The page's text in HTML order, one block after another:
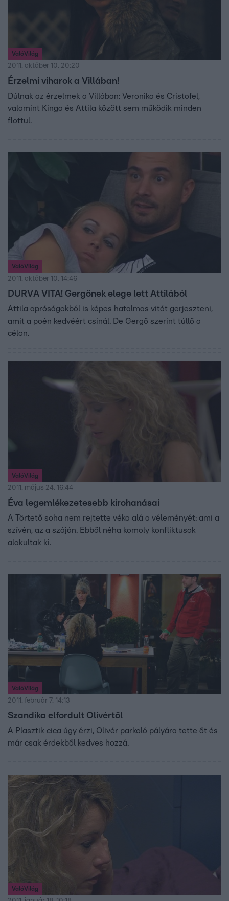
ValóVilág
2011. október 10. 20:20
Érzelmi viharok a Villában!
Dúlnak az érzelmek a Villában: Veronika és Cristofel,
valamint Kinga és Attila között sem működik minden
flottul.
ValóVilág
2011. október 10. 14:46
DURVA VITA! Gergőnek elege lett Attilából
Attila apróságokból is képes hatalmas vitát gerjeszteni,
amit a poén kedvéért csinál. De Gergő szerint túllő a
célon.
ValóVilág
2011. május 24. 16:44
Éva legemlékezetesebb kirohanásai
A Törtető soha nem rejtette véka alá a véleményét: ami a
szívén, az a száján. Ebből néha komoly konfliktusok
alakultak ki.
ValóVilág
2011. február 7. 14:13
Szandika elfordult Olivértől
A Plasztik cica úgy érzi, Olivér parkoló pályára tette őt és
már csak érdekből kedves hozzá.
ValóVilág